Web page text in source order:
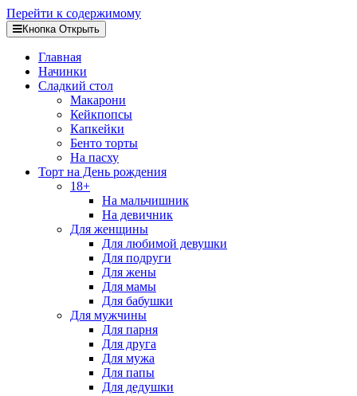
Перейти к содержимому
Кнопка Открыть
Главная
Начинки
Сладкий стол
Макарони
Кейкпопсы
Капкейки
Бенто торты
На пасху
Торт на День рождения
18+
На мальчишник
На девичник
Для женщины
Для любимой девушки
Для подруги
Для жены
Для мамы
Для бабушки
Для мужчины
Для парня
Для друга
Для мужа
Для папы
Для дедушки